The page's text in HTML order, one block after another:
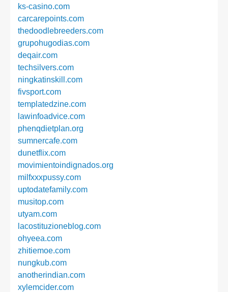
ks-casino.com
carcarepoints.com
thedoodlebreeders.com
grupohugodias.com
deqair.com
techsilvers.com
ningkatinskill.com
fivsport.com
templatedzine.com
lawinfoadvice.com
phenqdietplan.org
sumnercafe.com
dunetflix.com
movimientoindignados.org
milfxxxpussy.com
uptodatefamily.com
musitop.com
utyam.com
lacostituzioneblog.com
ohyeea.com
zhitiemoe.com
nungkub.com
anotherindian.com
xylemcider.com